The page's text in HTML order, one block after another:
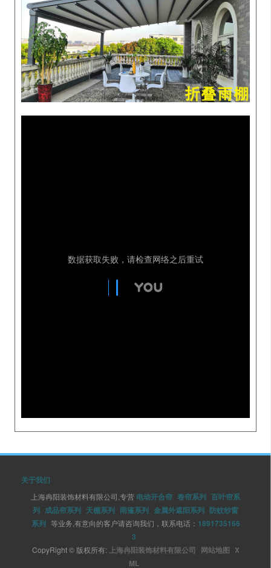
关于我们
上海冉阳装饰材料有限公司,专营 电动开合帘 卷帘系列 百叶帘系
列 成品帘系列 天棚系列 雨篷系列 金属外遮阳系列 防蚊纱窗
系列 等业务,有意向的客户请咨询我们，联系电话： 1891735166
3
CopyRight © 版权所有:上海冉阳装饰材料有限公司 网站地图 X
ML